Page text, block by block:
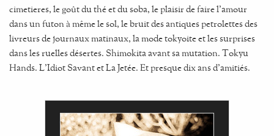
cimetieres, le goût du thé et du soba, le plaisir de faire l'amour
dans un futon à même le sol, le bruit des antiques petrolettes des
livreurs de journaux matinaux, la mode tokyoite et les surprises
dans les ruelles désertes. Shimokita avant sa mutation. Tokyu
Hands. L'Idiot Savant et La Jetée. Et presque dix ans d'amitiés.